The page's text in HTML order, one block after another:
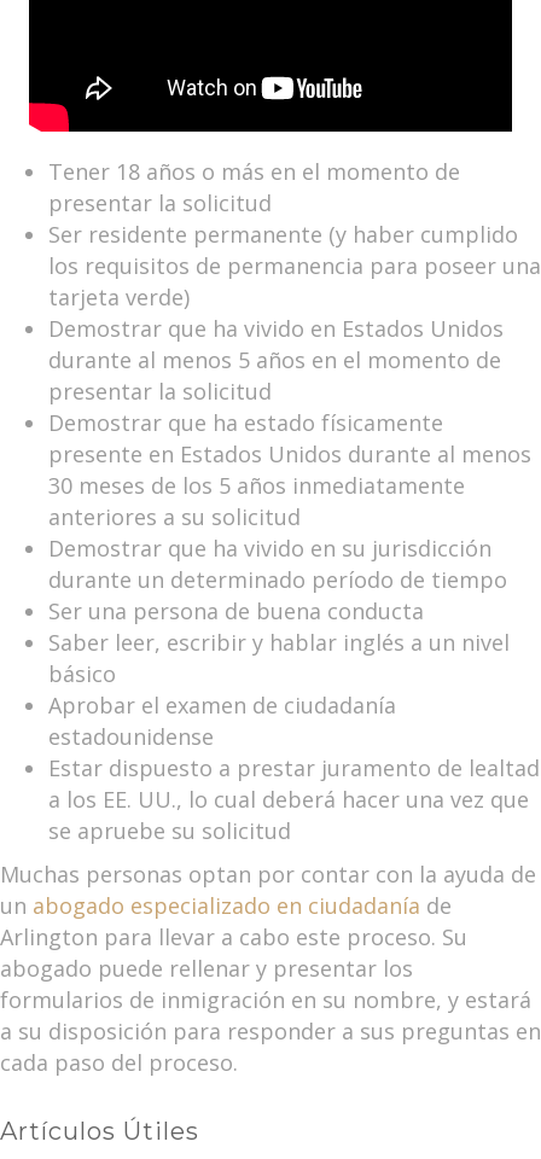
Tener 18 años o más en el momento de
presentar la solicitud
Ser residente permanente (y haber cumplido
los requisitos de permanencia para poseer una
tarjeta verde)
Demostrar que ha vivido en Estados Unidos
durante al menos 5 años en el momento de
presentar la solicitud
Demostrar que ha estado físicamente
presente en Estados Unidos durante al menos
30 meses de los 5 años inmediatamente
anteriores a su solicitud
Demostrar que ha vivido en su jurisdicción
durante un determinado período de tiempo
Ser una persona de buena conducta
Saber leer, escribir y hablar inglés a un nivel
básico
Aprobar el examen de ciudadanía
estadounidense
Estar dispuesto a prestar juramento de lealtad
a los EE. UU., lo cual deberá hacer una vez que
se apruebe su solicitud
Muchas personas optan por contar con la ayuda de
un abogado especializado en ciudadanía de
Arlington para llevar a cabo este proceso. Su
abogado puede rellenar y presentar los
formularios de inmigración en su nombre, y estará
a su disposición para responder a sus preguntas en
cada paso del proceso.
Artículos Útiles